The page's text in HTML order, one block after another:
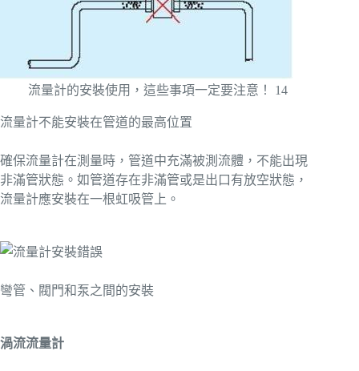
流量計的安裝使用，這些事項一定要注意！ 14
流量計不能安裝在管道的最高位置
確保流量計在測量時，管道中充滿被測流體，不能出現
非滿管狀態。如管道存在非滿管或是出口有放空狀態，
流量計應安裝在一根虹吸管上。
彎管、閥門和泵之間的安裝
渦流流量計